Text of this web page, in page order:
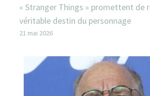
« Stranger Things » promettent de
véritable destin du personnage
21 mai 2026